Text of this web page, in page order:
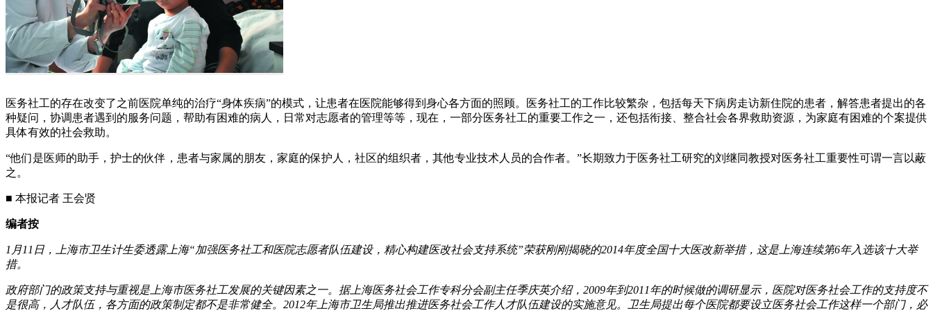
医务社工的存在改变了之前医院单纯的治疗“身体疾病”的模式，让患者在医院能够得到身心各方面的照顾。医务社工的工作比较繁杂，包括每天下病房走访新住院的患者，解答患者提出的各
种疑问，协调患者遇到的服务问题，帮助有困难的病人，日常对志愿者的管理等等，现在，一部分医务社工的重要工作之一，还包括衔接、整合社会各界救助资源，为家庭有困难的个案提供
具体有效的社会救助。
“他们是医师的助手，护士的伙伴，患者与家属的朋友，家庭的保护人，社区的组织者，其他专业技术人员的合作者。”长期致力于医务社工研究的刘继同教授对医务社工重要性可谓一言以蔽
之。
■ 本报记者 王会贤
编者按
1月11日，上海市卫生计生委透露上海“加强医务社工和医院志愿者队伍建设，精心构建医改社会支持系统”荣获刚刚揭晓的2014年度全国十大医改新举措，这是上海连续第6年入选该十大举
措。
政府部门的政策支持与重视是上海市医务社工发展的关键因素之一。据上海医务社会工作专科分会副主任季庆英介绍，2009年到2011年的时候做的调研显示，医院对医务社会工作的支持度不
是很高，人才队伍，各方面的政策制定都不是非常健全。2012年上海市卫生局推出推进医务社会工作人才队伍建设的实施意见。卫生局提出每个医院都要设立医务社会工作这样一个部门，必